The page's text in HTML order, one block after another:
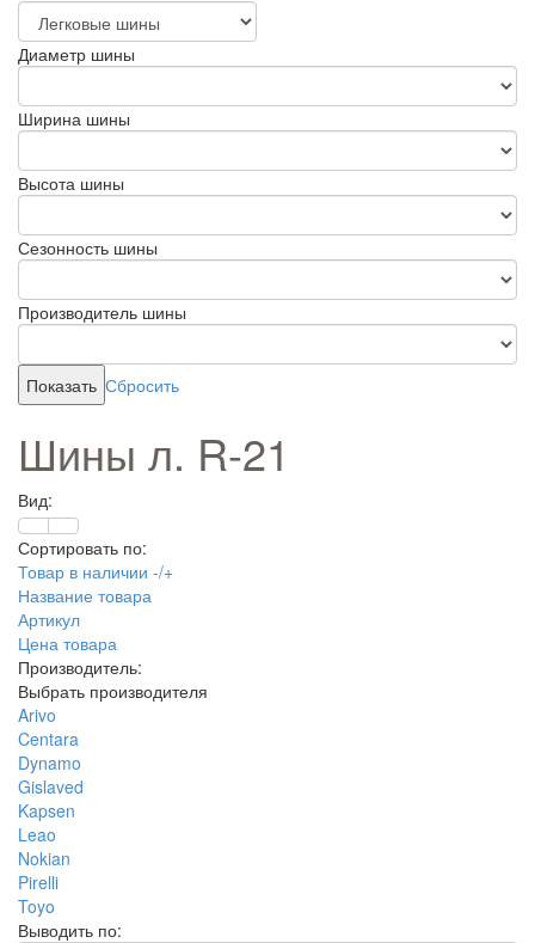
Диаметр шины
Ширина шины
Высота шины
Сезонность шины
Производитель шины
Сбросить
Шины л. R-21
Вид:
Сортировать по:
Товар в наличии -/+
Название товара
Артикул
Цена товара
Производитель:
Выбрать производителя
Arivo
Centara
Dynamo
Gislaved
Kapsen
Leao
Nokian
Pirelli
Toyo
Выводить по: